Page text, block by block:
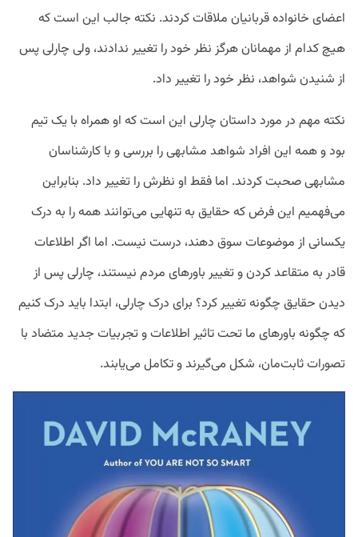
اعضای خانواده قربانیان ملاقات کردند. نکته جالب این است که
هیچ کدام از مهمانان هرگز نظر خود را تغییر ندادند، ولی چارلی پس
از شنیدن شواهد، نظر خود را تغییر داد.
نکته مهم در مورد داستان چارلی این است که او همراه با یک تیم
بود و همه این افراد شواهد مشابهی را بررسی و با کارشناسان
مشابهی صحبت کردند. اما فقط او نظرش را تغییر داد. بنابراین
می‌فهمیم این فرض که حقایق به تنهایی می‌توانند همه را به درک
یکسانی از موضوعات سوق دهند، درست نیست. اما اگر اطلاعات
قادر به متقاعد کردن و تغییر باورهای مردم نیستند، چارلی پس از
دیدن حقایق چگونه تغییر کرد؟ برای درک چارلی، ابتدا باید درک کنیم
که چگونه باورهای ما تحت تاثیر اطلاعات و تجربیات جدید متضاد با
تصورات ثابت‌مان، شکل می‌گیرند و تکامل می‌یابند.